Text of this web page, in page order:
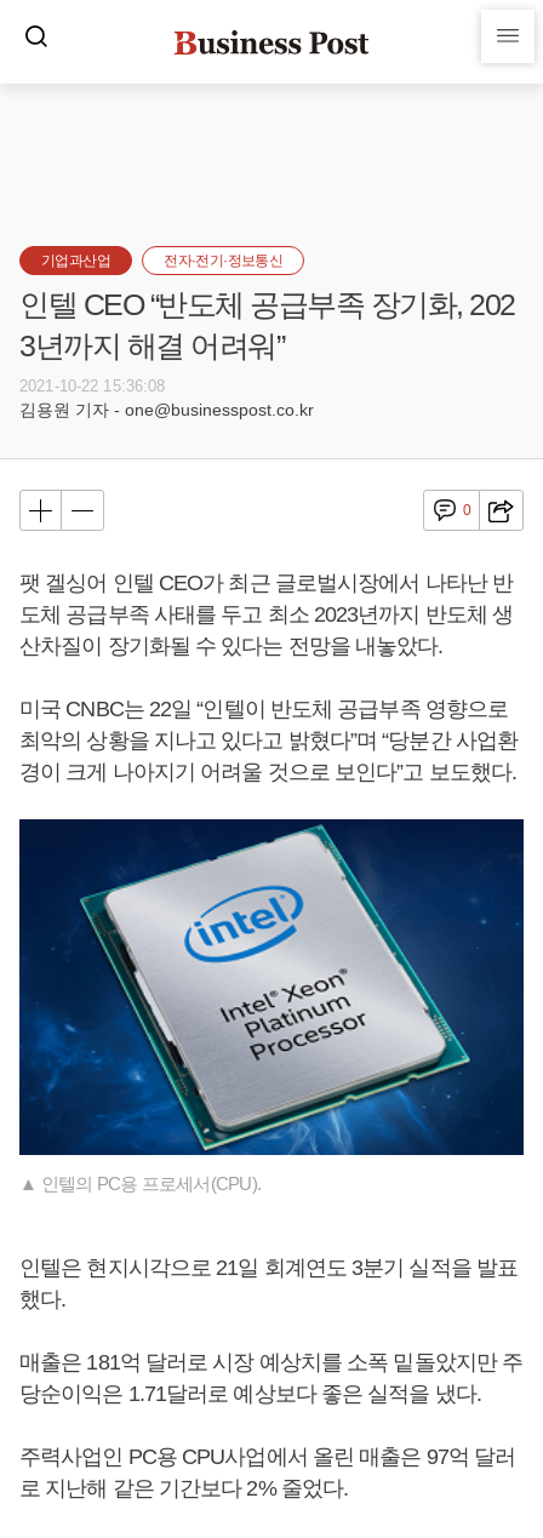
기업과산업 전자·전기·정보통신
인텔 CEO “반도체 공급부족 장기화, 202
3년까지 해결 어려워”
2021-10-22 15:36:08
김용원 기자 - one@businesspost.co.kr
0
팻 겔싱어 인텔 CEO가 최근 글로벌시장에서 나타난 반
도체 공급부족 사태를 두고 최소 2023년까지 반도체 생
산차질이 장기화될 수 있다는 전망을 내놓았다.
미국 CNBC는 22일 “인텔이 반도체 공급부족 영향으로
최악의 상황을 지나고 있다고 밝혔다”며 “당분간 사업환
경이 크게 나아지기 어려울 것으로 보인다”고 보도했다.
▲ 인텔의 PC용 프로세서(CPU).
인텔은 현지시각으로 21일 회계연도 3분기 실적을 발표
했다.
매출은 181억 달러로 시장 예상치를 소폭 밑돌았지만 주
당순이익은 1.71달러로 예상보다 좋은 실적을 냈다.
주력사업인 PC용 CPU사업에서 올린 매출은 97억 달러
로 지난해 같은 기간보다 2% 줄었다.